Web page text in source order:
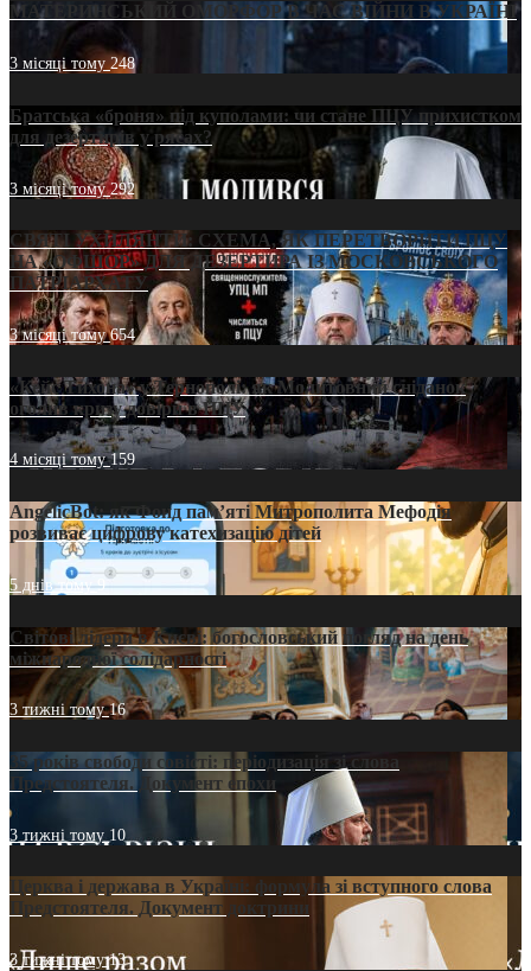
МАТЕРИНСЬКИЙ ОМОРФОР В ЧАС ВІЙНИ В УКРАЇНІ
3 місяці тому248
Братська «броня» під куполами: чи стане ПЦУ прихистком
для дезертирів у рясах?
3 місяці тому292
СВЯТІ УХИЛЯНТИ: СХЕМА, ЯК ПЕРЕТВОРИТИ ПЦУ
НА «ОФШОР» ДЛЯ ДЕЗЕРТИРА ІЗ МОСКОВСЬКОГО
ПАТРІАРХАТУ
3 місяці тому654
«Кейс Тихона» у Тернополі: як Молитовний сніданок
оголив кризу довіри в ПЦУ
4 місяці тому159
AngelicBot: як Фонд пам’яті Митрополита Мефодія
розвиває цифрову катехизацію дітей
5 днів тому9
Світові лідери в Києві: богословський погляд на день
міжнародної солідарності
3 тижні тому16
35 років свободи совісті: періодизація зі слова
Предстоятеля. Документ епохи
3 тижні тому 10
Церква і держава в Україні: формула зі вступного слова
Предстоятеля. Документ доктрини
3 тижні тому13